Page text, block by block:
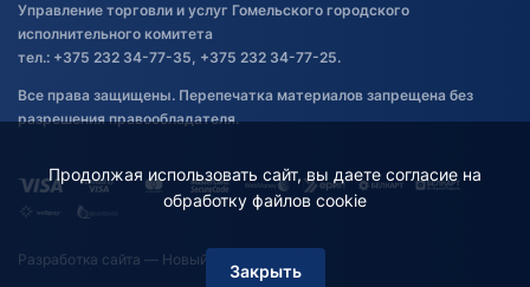
Управление торговли и услуг Гомельского городского
исполнительного комитета
тел.: +375 232 34-77-35, +375 232 34-77-25.
Все права защищены. Перепечатка материалов запрещена без
разрешения правообладателя.
Разработка сайта — Новый Сайт
Продолжая использовать сайт, вы даете согласие на
обработку файлов cookie
Закрыть